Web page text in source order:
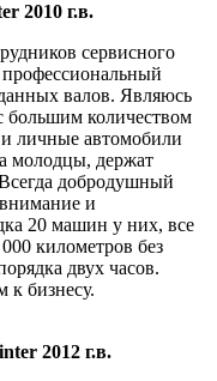
2010 г.в.
сервисного
валов. Являюсь
большим количеством
личные автомобили
молодцы, держат
добродушный
и
20 машин у них, все
километров без
двух часов.
к бизнесу.
2012 г.в.